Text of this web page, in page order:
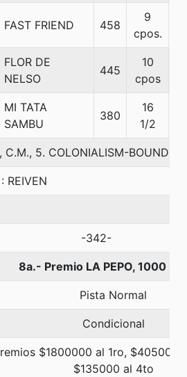
FAST FRIEND 458
9
cpos.
FLOR DE
NELSO
445
10
cpos
MI TATA
SAMBU
380
16
1/2
C.M., 5. COLONIALISM-
REIVEN
-342-
8a.- Premio LA PEPO, 1000
Pista Normal
Condicional
$1800000 al 1ro, $405000
$135000 al 4to